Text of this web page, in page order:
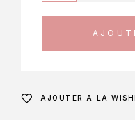
AJOUTER À LA